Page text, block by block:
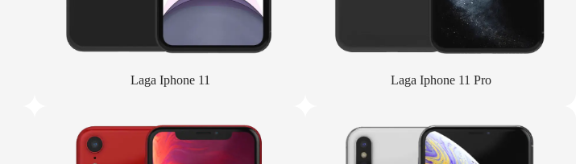
Laga Iphone 11 Laga Iphone 11 Pro